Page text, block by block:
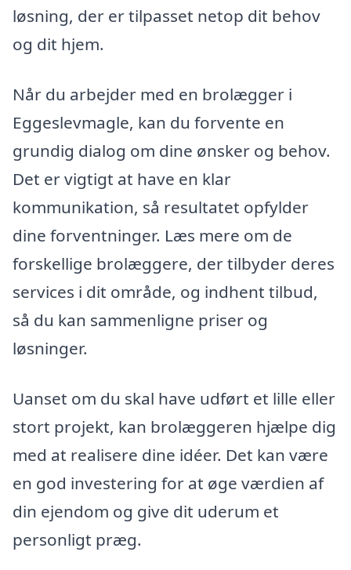
løsning, der er tilpasset netop dit behov
og dit hjem.
Når du arbejder med en brolægger i
Eggeslevmagle, kan du forvente en
grundig dialog om dine ønsker og behov.
Det er vigtigt at have en klar
kommunikation, så resultatet opfylder
dine forventninger. Læs mere om de
forskellige brolæggere, der tilbyder deres
services i dit område, og indhent tilbud,
så du kan sammenligne priser og
løsninger.
Uanset om du skal have udført et lille eller
stort projekt, kan brolæggeren hjælpe dig
med at realisere dine idéer. Det kan være
en god investering for at øge værdien af
din ejendom og give dit uderum et
personligt præg.